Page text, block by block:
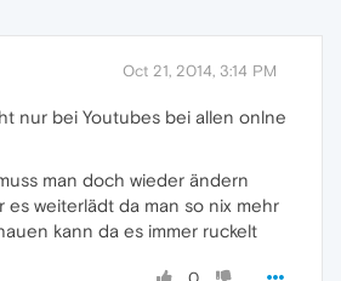
Oct 21, 2014, 3:14 PM
nur bei Youtubes bei allen onlne
man doch wieder ändern
es weiterlädt da man so nix mehr
kann da es immer ruckelt